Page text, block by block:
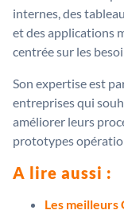
internes, des
et des applications
centrée sur les
Son expertise est
entreprises qui
améliorer leurs
prototypes
A lire aussi :
Les meilleurs